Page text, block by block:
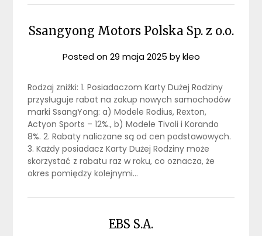
Ssangyong Motors Polska Sp. z o.o.
Posted on29 maja 2025 bykleo
Rodzaj zniżki: 1. Posiadaczom Karty Dużej Rodziny
przysługuje rabat na zakup nowych samochodów
marki SsangYong: a) Modele Rodius, Rexton,
Actyon Sports – 12%., b) Modele Tivoli i Korando
8%. 2. Rabaty naliczane są od cen podstawowych.
3. Każdy posiadacz Karty Dużej Rodziny może
skorzystać z rabatu raz w roku, co oznacza, że
okres pomiędzy kolejnymi…
EBS S.A.